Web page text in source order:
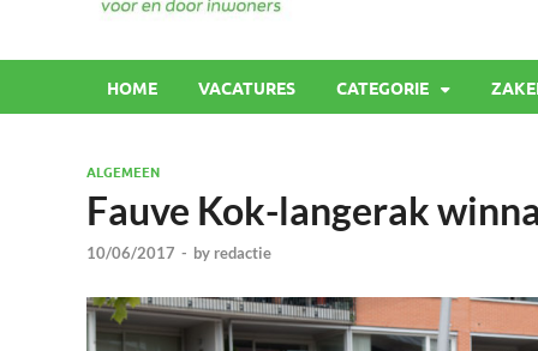
HOME VACATURES CATEGORIE
ALGEMEEN
Fauve Kok-langerak
10/06/2017 - by redactie